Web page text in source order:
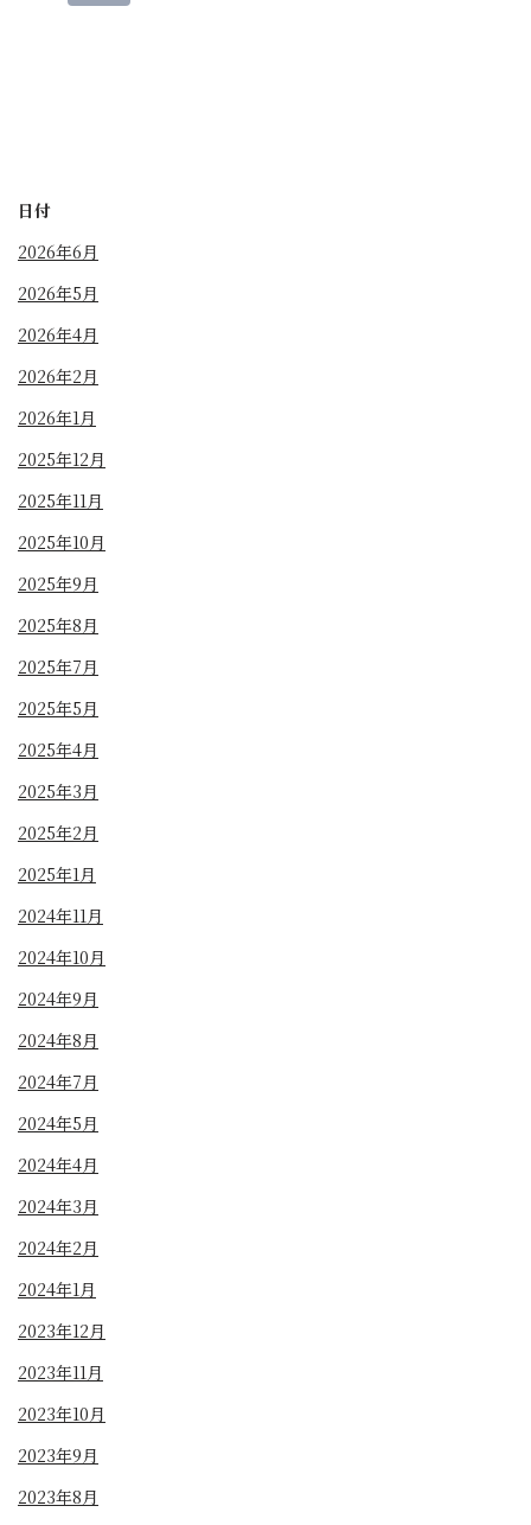
日付
2026年6月
2026年5月
2026年4月
2026年2月
2026年1月
2025年12月
2025年11月
2025年10月
2025年9月
2025年8月
2025年7月
2025年5月
2025年4月
2025年3月
2025年2月
2025年1月
2024年11月
2024年10月
2024年9月
2024年8月
2024年7月
2024年5月
2024年4月
2024年3月
2024年2月
2024年1月
2023年12月
2023年11月
2023年10月
2023年9月
2023年8月